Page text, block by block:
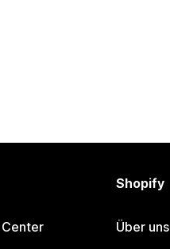
Shopify
Über uns